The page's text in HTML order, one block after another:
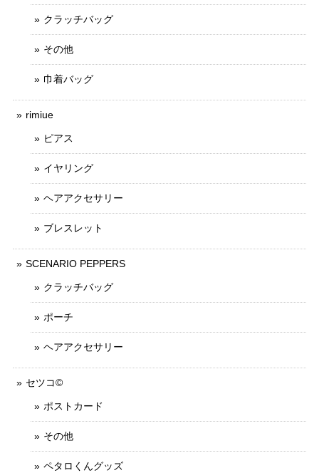
クラッチバッグ
その他
巾着バッグ
rimiue
ピアス
イヤリング
ヘアアクセサリー
ブレスレット
SCENARIO PEPPERS
クラッチバッグ
ポーチ
ヘアアクセサリー
セツコ©
ポストカード
その他
ペタロくんグッズ